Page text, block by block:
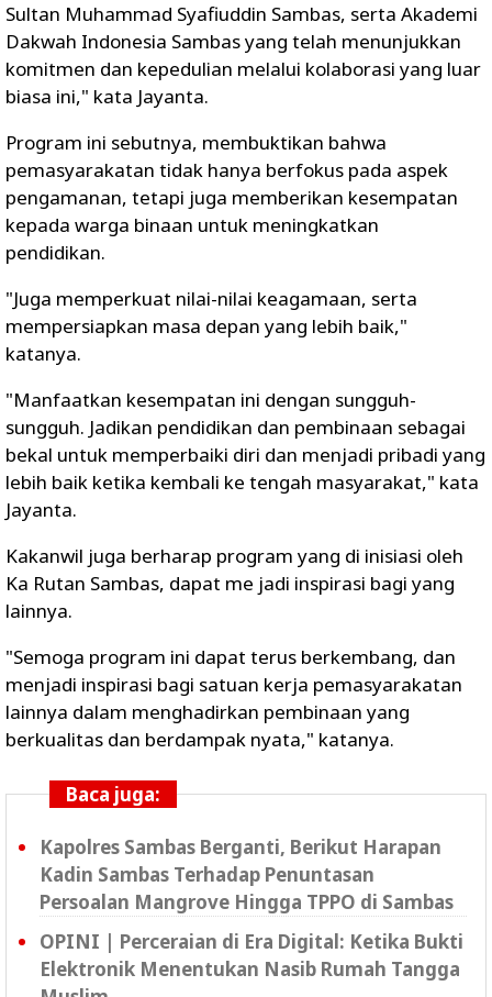
Sultan Muhammad Syafiuddin Sambas, serta Akademi
Dakwah Indonesia Sambas yang telah menunjukkan
komitmen dan kepedulian melalui kolaborasi yang luar
biasa ini," kata Jayanta.
Program ini sebutnya, membuktikan bahwa
pemasyarakatan tidak hanya berfokus pada aspek
pengamanan, tetapi juga memberikan kesempatan
kepada warga binaan untuk meningkatkan
pendidikan.
"Juga memperkuat nilai-nilai keagamaan, serta
mempersiapkan masa depan yang lebih baik,"
katanya.
"Manfaatkan kesempatan ini dengan sungguh-
sungguh. Jadikan pendidikan dan pembinaan sebagai
bekal untuk memperbaiki diri dan menjadi pribadi yang
lebih baik ketika kembali ke tengah masyarakat," kata
Jayanta.
Kakanwil juga berharap program yang di inisiasi oleh
Ka Rutan Sambas, dapat me jadi inspirasi bagi yang
lainnya.
"Semoga program ini dapat terus berkembang, dan
menjadi inspirasi bagi satuan kerja pemasyarakatan
lainnya dalam menghadirkan pembinaan yang
berkualitas dan berdampak nyata," katanya.
Baca juga:
Kapolres Sambas Berganti, Berikut Harapan
Kadin Sambas Terhadap Penuntasan
Persoalan Mangrove Hingga TPPO di Sambas
OPINI | Perceraian di Era Digital: Ketika Bukti
Elektronik Menentukan Nasib Rumah Tangga